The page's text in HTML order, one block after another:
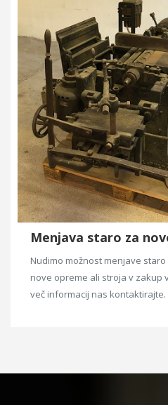
Menjava staro za
Nudimo možnost menjave
nove opreme ali stroja v zakup
več informacij nas kontaktirajte.